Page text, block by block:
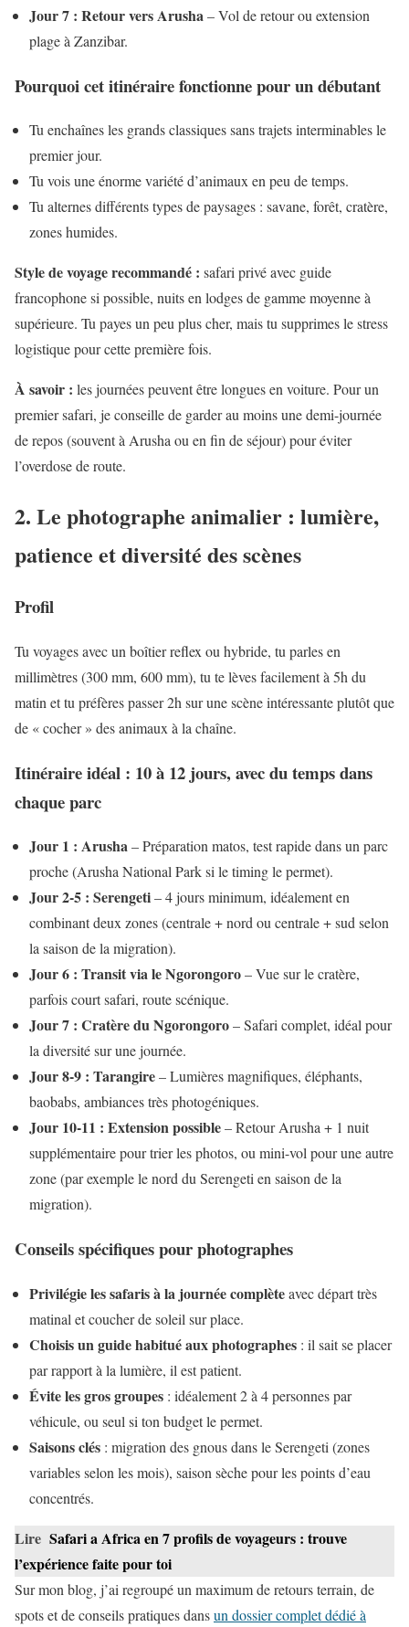
Jour 7 : Retour vers Arusha– Vol de retour ou extension
plage à Zanzibar.
Pourquoi cet itinéraire fonctionne pour un débutant
Tu enchaînes les grands classiques sans trajets interminables le
premier jour.
Tu vois une énorme variété d’animaux en peu de temps.
Tu alternes différents types de paysages : savane, forêt, cratère,
zones humides.
Style de voyage recommandé : safari privé avec guide
francophone si possible, nuits en lodges de gamme moyenne à
supérieure. Tu payes un peu plus cher, mais tu supprimes le stress
logistique pour cette première fois.
À savoir : les journées peuvent être longues en voiture. Pour un
premier safari, je conseille de garder au moins une demi-journée
de repos (souvent à Arusha ou en fin de séjour) pour éviter
l’overdose de route.
2. Le photographe animalier : lumière,
patience et diversité des scènes
Profil
Tu voyages avec un boîtier reflex ou hybride, tu parles en
millimètres (300 mm, 600 mm), tu te lèves facilement à 5h du
matin et tu préfères passer 2h sur une scène intéressante plutôt que
de « cocher » des animaux à la chaîne.
Itinéraire idéal : 10 à 12 jours, avec du temps dans
chaque parc
Jour 1 : Arusha– Préparation matos, test rapide dans un parc
proche (Arusha National Park si le timing le permet).
Jour 2-5 : Serengeti– 4 jours minimum, idéalement en
combinant deux zones (centrale + nord ou centrale + sud selon
la saison de la migration).
Jour 6 : Transit via le Ngorongoro– Vue sur le cratère,
parfois court safari, route scénique.
Jour 7 : Cratère du Ngorongoro– Safari complet, idéal pour
la diversité sur une journée.
Jour 8-9 : Tarangire– Lumières magnifiques, éléphants,
baobabs, ambiances très photogéniques.
Jour 10-11 : Extension possible– Retour Arusha + 1 nuit
supplémentaire pour trier les photos, ou mini-vol pour une autre
zone (par exemple le nord du Serengeti en saison de la
migration).
Conseils spécifiques pour photographes
Privilégie les safaris à la journée complèteavec départ très
matinal et coucher de soleil sur place.
Choisis un guide habitué aux photographes : il sait se placer
par rapport à la lumière, il est patient.
Évite les gros groupes : idéalement 2 à 4 personnes par
véhicule, ou seul si ton budget le permet.
Saisons clés : migration des gnous dans le Serengeti (zones
variables selon les mois), saison sèche pour les points d’eau
concentrés.
Lire Safari a Africa en 7 profils de voyageurs : trouve
l’expérience faite pour toi
Sur mon blog, j’ai regroupé un maximum de retours terrain, de
spots et de conseils pratiques dansun dossier complet dédié à